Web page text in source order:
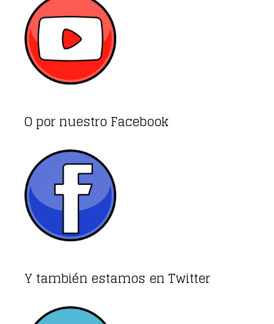
O por nuestro Facebook
Y también estamos en Twitter